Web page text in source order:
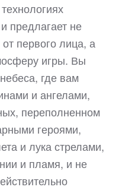
предлагает не
первого лица, а
игры. Вы
где вам
и ангелами,
переполненном
героями,
и лука стрелами,
и пламя, и не